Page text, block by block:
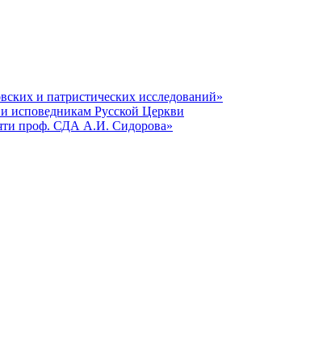
и патристических исследований»
исповедникам Русской Церкви
проф. СДА А.И. Сидорова»